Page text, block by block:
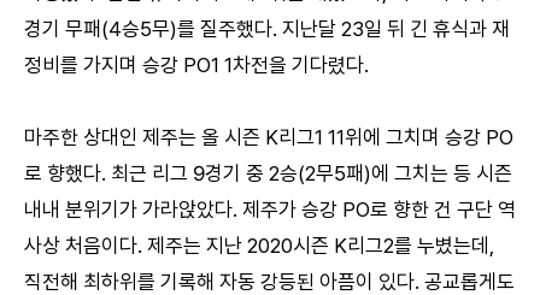
경기 무패(4승5무)를 질주했다. 지난달 23일 뒤 긴 휴식과 재
정비를 가지며 승강 PO1 1차전을 기다렸다.
마주한 상대인 제주는 올 시즌 K리그1 11위에 그치며 승강 PO
로 향했다. 최근 리그 9경기 중 2승(2무5패)에 그치는 등 시즌
내내 분위기가 가라앉았다. 제주가 승강 PO로 향한 건 구단 역
사상 처음이다. 제주는 지난 2020시즌 K리그2를 누볐는데,
직전해 최하위를 기록해 자동 강등된 아픔이 있다. 공교롭게도